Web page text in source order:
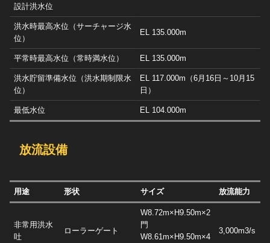
設計洪水位
洪水時最高水位（サーチャージ水
位）
EL 135.000m
平常時最高水位（常時満水位） EL 135.000m
洪水貯留準備水位（洪水期制限水
位）
EL 117.000m（6月16日～10月15
日）
最低水位 EL 104.000m
放流設備
用途 形状 サイズ 放流能力
非常用洪水
吐
ローラーゲート
W8.72m×H9.50m×2
門
W8.61m×H9.50m×4
3,000m3/s